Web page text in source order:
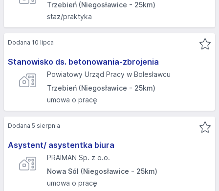
Trzebień (Niegosławice - 25km)
staż/praktyka
Stanowisko ds. betonowania-zbrojenia
Powiatowy Urząd Pracy w Bolesławcu
Trzebień (Niegosławice - 25km)
umowa o pracę
Dodana 10 lipca
Asystent/ asystentka biura
PRAIMAN Sp. z o.o.
Nowa Sól (Niegosławice - 25km)
umowa o pracę
Dodana 5 sierpnia